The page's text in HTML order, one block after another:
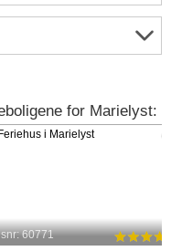
for Marielyst:
60771